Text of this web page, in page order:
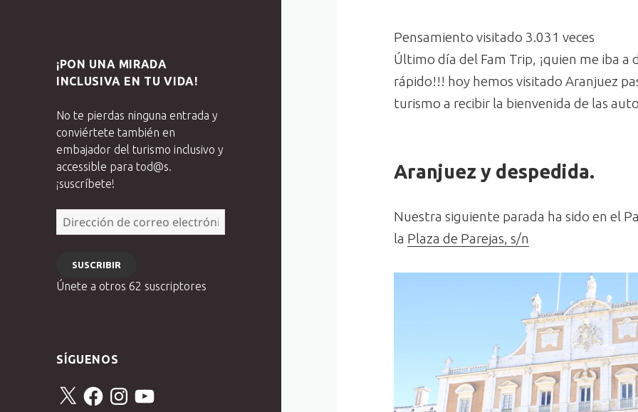
¡PON UNA MIRADA
INCLUSIVA EN TU VIDA!
No te pierdas ninguna entrada y
conviértete también en
embajador del turismo inclusivo y
accessible para tod@s.
¡suscríbete!
Dirección
de
electrónico
SUSCRIBIR
Únete a otros 62 suscriptores
SÍGUENOS
X FacebookInstagram
YouTube
Pensamiento visitado 3.031 veces
Último día del Fam Trip, ¡quien me iba a
rápido!!! hoy hemos visitado Aranjuez
turismo a recibir la bienvenida de las
Aranjuez y despedida.
Nuestra siguiente parada ha sido en el
la Plaza de Parejas, s/n